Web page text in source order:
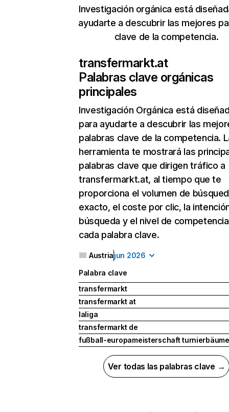
Investigación orgánica está
ayudarte a descubrir las mejores
clave de la competencia.
transfermarkt.at
Palabras clave orgánicas
principales
Investigación Orgánica está
para ayudarte a descubrir las
palabras clave de la competencia.
herramienta te mostrará las
palabras clave que dirigen tráfico a
transfermarkt.at, al tiempo que te
proporciona el volumen de
exacto, el coste por clic, la
búsqueda y el nivel de
cada palabra clave.
Austriajun 2026
Palabra clave
transfermarkt
transfermarkt at
laliga
transfermarkt de
fußball-europameisterschaft turnierbäume
Ver todas las palabras clave →